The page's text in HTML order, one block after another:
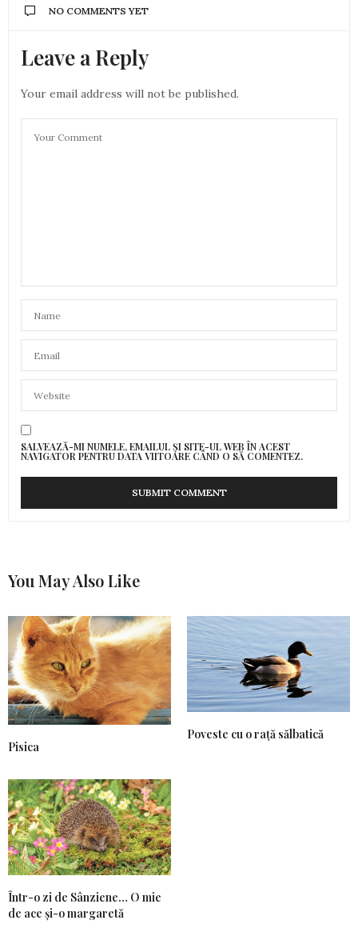
NO COMMENTS YET
Leave a Reply
Your email address will not be published.
SALVEAZĂ-MI NUMELE, EMAILUL ȘI SITE-UL WEB ÎN ACEST
NAVIGATOR PENTRU DATA VIITOARE CÂND O SĂ COMENTEZ.
You May Also Like
Pisica
Poveste cu o rață sălbatică
Într-o zi de Sânziene… O mie
de ace și-o margaretă